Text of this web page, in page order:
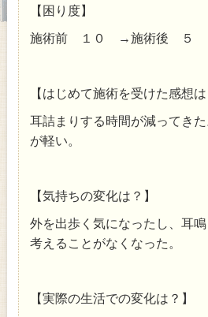
【困り度】
施術前 １０ →施術後 ５
【はじめて施術を受けた感想は
耳詰まりする時間が減ってき
が軽い。
【気持ちの変化は？】
外を出歩く気になったし、耳
考えることがなくなった。
【実際の生活での変化は？】